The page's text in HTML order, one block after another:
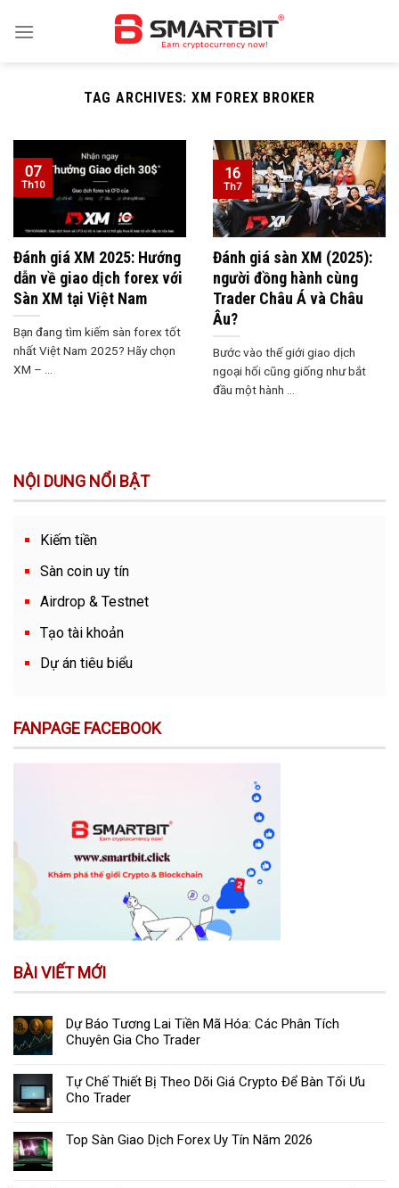
TAG ARCHIVES:XM FOREX BROKER
Đánh giá XM 2025: Hướng
dẫn về giao dịch forex với
Sàn XM tại Việt Nam
Bạn đang tìm kiếm sàn forex tốt
nhất Việt Nam 2025? Hãy chọn
XM – ...
07
Th10
Đánh giá sàn XM (2025):
người đồng hành cùng
Trader Châu Á và Châu
Âu?
Bước vào thế giới giao dịch
ngoại hối cũng giống như bắt
đầu một hành ...
16
Th7
NỘI DUNG NỔI BẬT
Kiếm tiền
Sàn coin uy tín
Airdrop & Testnet
Tạo tài khoản
Dự án tiêu biểu
FANPAGE FACEBOOK
BÀI VIẾT MỚI
Dự Báo Tương Lai Tiền Mã Hóa: Các Phân Tích
Chuyên Gia Cho Trader
Tự Chế Thiết Bị Theo Dõi Giá Crypto Để Bàn Tối Ưu
Cho Trader
Top Sàn Giao Dịch Forex Uy Tín Năm 2026